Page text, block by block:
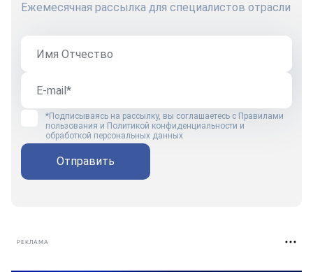
Ежемесячная рассылка для специалистов отрасли
*Подписываясь на рассылку, вы соглашаетесь с Правилами
пользования и Политикой конфиденциальности и
обработкой персональных данных
Отправить
РЕКЛАМА